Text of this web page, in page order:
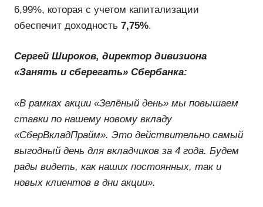
ставка 6,99%, которая с учетом капитализации
обеспечит доходность7,75%.
Сергей Широков, директор дивизиона
«Занять и сберегать» Сбербанка:
«В рамках акции «Зелёный день» мы повышаем
ставки по нашему новому вкладу
«СберВкладПрайм». Это действительно самый
выгодный день для вкладчиков за 4 года. Будем
рады видеть, как наших постоянных, так и
новых клиентов в дни акции».